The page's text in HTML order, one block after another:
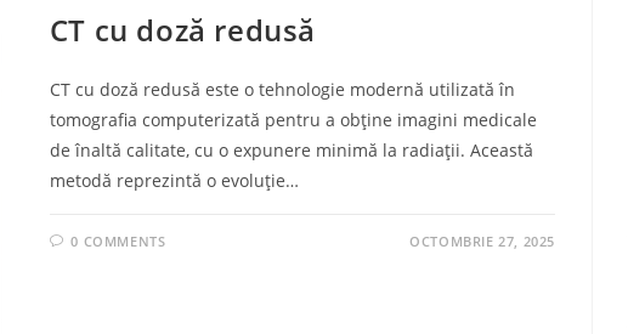
CT cu doză redusă
CT cu doză redusă este o tehnologie modernă utilizată în
tomografia computerizată pentru a obține imagini medicale
de înaltă calitate, cu o expunere minimă la radiații. Această
metodă reprezintă o evoluție…
0 COMMENTS OCTOMBRIE 27, 2025